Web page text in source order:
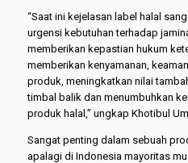
“Saat ini kejelasan label halal
urgensi kebutuhan terhadap
memberikan kepastian hukum
memberikan kenyamanan,
produk, meningkatkan nilai
timbal balik dan menumbuhkan
produk halal,” ungkap Khotibul
Sangat penting dalam sebuah
apalagi di Indonesia mayoritas